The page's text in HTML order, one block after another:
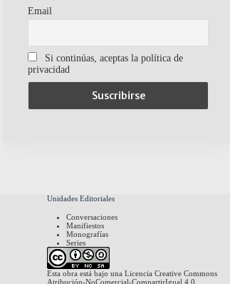
Email
Si continúas, aceptas la política de
privacidad
Unidades Editoriales
Conversaciones
Manifiestos
Monografías
Series
Esta obra está bajo una Licencia Creative Commons
Atribución-NoComercial-CompartirIgual 4.0